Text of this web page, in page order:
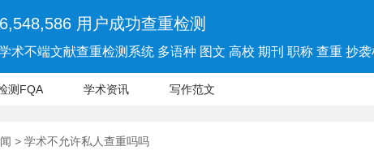
用户成功查重检测
术不端文献查重检测系统 多语种 图文 高校 期刊 职称 查重 抄
测FQA 学术资讯 写作范文
> 学术不允许私人查重吗吗